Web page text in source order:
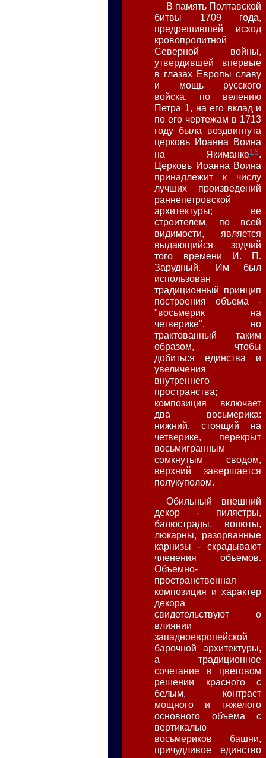
В память Полтавской
битвы 1709 года,
предрешившей исход
кровопролитной
Северной войны,
утвердившей впервые
в глазах Европы славу
и мощь русского
войска, по велению
Петра 1, на его вклад и
по его чертежам в 1713
году была воздвигнута
церковь Иоанна Воина
на Якиманке16.
Церковь Иоанна Воина
принадлежит к числу
лучших произведений
раннепетровской
архитектуры; ее
строителем, по всей
видимости, является
выдающийся зодчий
того времени И. П.
Зарудный. Им был
использован
традиционный принцип
построения объема -
"восьмерик на
четверике", но
трактованный таким
образом, чтобы
добиться единства и
увеличения
внутреннего
пространства;
композиция включает
два восьмерика:
нижний, стоящий на
четверике, перекрыт
восьмигранным
сомкнутым сводом,
верхний завершается
полукуполом.
Обильный внешний
декор - пилястры,
балюстрады, волюты,
люкарны, разорванные
карнизы - скрадывают
членения объемов.
Объемно-
пространственная
композиция и характер
декора
свидетельствуют о
влиянии
западноевропейской
барочной архитектуры,
а традиционное
сочетание в цветовом
решении красного с
белым, контраст
мощного и тяжелого
основного объема с
вертикалью
восьмериков башни,
причудливое единство